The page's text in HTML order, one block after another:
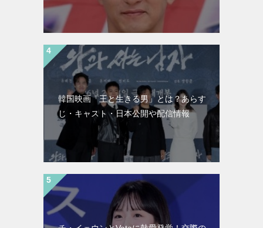
韓国映画「王と生きる男」とは？あらす
じ・キャスト・日本公開や配信情報